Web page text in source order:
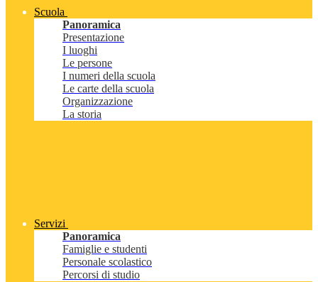
Scuola
Panoramica
Presentazione
I luoghi
Le persone
I numeri della scuola
Le carte della scuola
Organizzazione
La storia
Servizi
Panoramica
Famiglie e studenti
Personale scolastico
Percorsi di studio